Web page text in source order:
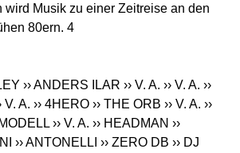
wird Musik zu einer Zeitreise an den
80ern. 4
›› ANDERS ILAR ›› V. A. ›› V. A. ››
V. A. ›› 4HERO ›› THE ORB ›› V. A. ››
›› V. A. ›› HEADMAN ››
›› ANTONELLI ›› ZERO DB ›› DJ